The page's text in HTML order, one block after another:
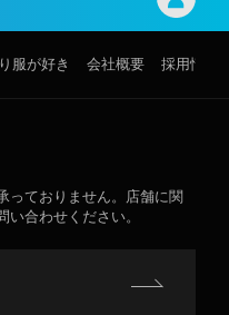
服が好き 会社概要 採用情報
っておりません。店舗に関
合わせください。